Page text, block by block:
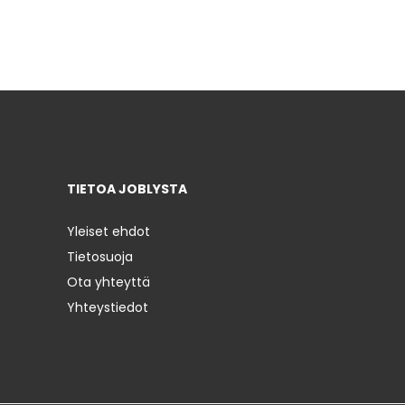
TIETOA JOBLYSTA
Yleiset ehdot
Tietosuoja
Ota yhteyttä
Yhteystiedot